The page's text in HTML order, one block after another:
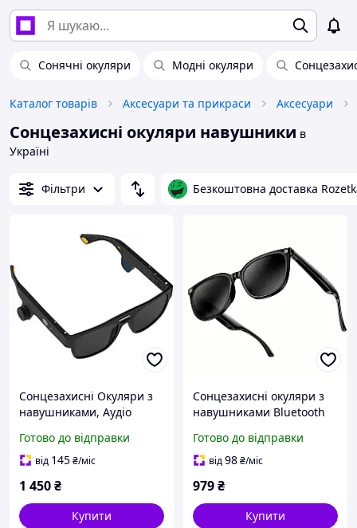
Сонячні окуляри Модні окуляри
Каталог товарів Аксесуари та прикраси Аксесуари
Сонцезахисні окуляри навушники в
Україні
Фільтри Безкоштовна доставка
Сонцезахисні Окуляри з
навушниками, Аудіо
Bone Conduction
Готово до відправки
від 145₴/міс
1 450₴
Купити
Сонцезахисні окуляри з
навушниками Bluetooth
BT audio sunglasses DI87
Max | BT5.2, 8h|
Готово до відправки
від98₴/міс
979₴
Купити